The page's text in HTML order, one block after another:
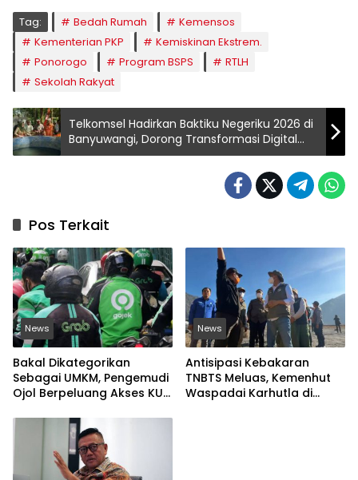
Tag: Bedah Rumah
Kemensos
Kementerian PKP
Kemiskinan Ekstrem.
Ponorogo
Program BSPS
RTLH
Sekolah Rakyat
Telkomsel Hadirkan Baktiku Negeriku 2026 di
Banyuwangi, Dorong Transformasi Digital
dan Kemandirian Desa.
Pos Terkait
News
Bakal Dikategorikan
Sebagai UMKM, Pengemudi
Ojol Berpeluang Akses KUR
News
Antisipasi Kebakaran
TNBTS Meluas, Kemenhut
Waspadai Karhutla di